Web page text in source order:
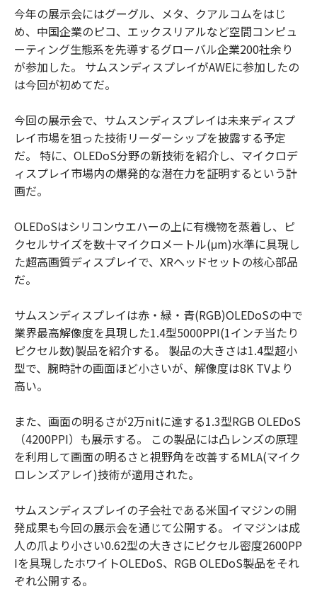
今年の展示会にはグーグル、メタ、クアルコムをはじ
め、中国企業のピコ、エックスリアルなど空間コンピュ
ーティング生態系を先導するグローバル企業200社余り
が参加した。 サムスンディスプレイがAWEに参加したの
は今回が初めてだ。
今回の展示会で、サムスンディスプレイは未来ディスプ
レイ市場を狙った技術リーダーシップを披露する予定
だ。 特に、OLEDoS分野の新技術を紹介し、マイクロデ
ィスプレイ市場内の爆発的な潜在力を証明するという計
画だ。
OLEDoSはシリコンウエハーの上に有機物を蒸着し、ピ
クセルサイズを数十マイクロメートル(μm)水準に具現し
た超高画質ディスプレイで、XRヘッドセットの核心部品
だ。
サムスンディスプレイは赤・緑・青(RGB)OLEDoSの中で
業界最高解像度を具現した1.4型5000PPI(1インチ当たり
ピクセル数)製品を紹介する。 製品の大きさは1.4型超小
型で、腕時計の画面ほど小さいが、解像度は8K TVより
高い。
また、画面の明るさが2万nitに達する1.3型RGB OLEDoS
（4200PPI）も展示する。 この製品には凸レンズの原理
を利用して画面の明るさと視野角を改善するMLA(マイク
ロレンズアレイ)技術が適用された。
サムスンディスプレイの子会社である米国イマジンの開
発成果も今回の展示会を通じて公開する。 イマジンは成
人の爪より小さい0.62型の大きさにピクセル密度2600PP
Iを具現したホワイトOLEDoS、RGB OLEDoS製品をそれ
ぞれ公開する。